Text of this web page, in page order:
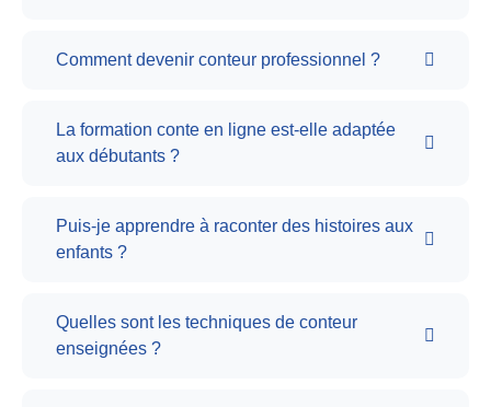
Comment devenir conteur professionnel ?
La formation conte en ligne est-elle adaptée
aux débutants ?
Puis-je apprendre à raconter des histoires aux
enfants ?
Quelles sont les techniques de conteur
enseignées ?